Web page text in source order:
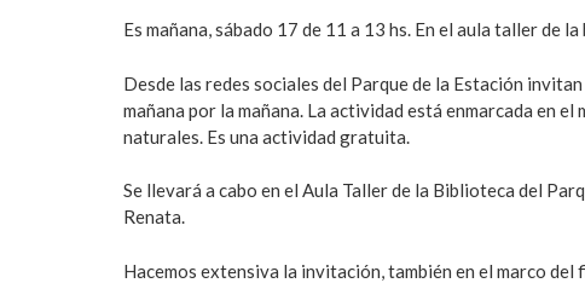
Es mañana, sábado 17 de 11 a 13 hs. En el aula taller de
Desde las redes sociales del Parque de la Estación
mañana por la mañana. La actividad está enmarcada en
naturales. Es una actividad gratuita.
Se llevará a cabo en el Aula Taller de la Biblioteca del
Renata.
Hacemos extensiva la invitación, también en el marco del